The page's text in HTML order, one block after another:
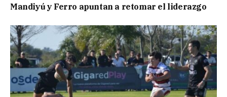
Mandiyú y Ferro apuntan a retomar el liderazgo